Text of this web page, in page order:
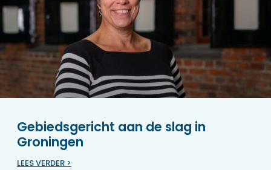
Gebiedsgericht aan de slag in
Groningen
LEES VERDER >